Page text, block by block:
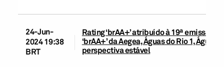
24-Jun-
2024 19:38
BRT
Rating ‘brAA+’ atribuído à 19ª emissão
‘brAA+’ da Aegea, Águas do Rio 1,
perspectiva estável